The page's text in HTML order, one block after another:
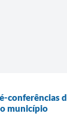
conferências
município